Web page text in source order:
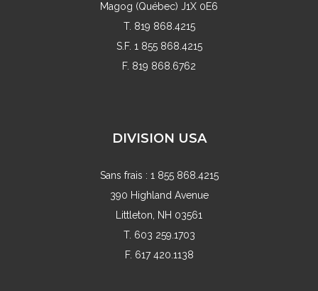
Magog (Québec) J1X 0E6
T. 819 868.4215
S.F. 1 855 868.4215
F. 819 868.6762
DIVISION USA
Sans frais : 1 855 868.4215
390 Highland Avenue
Littleton, NH 03561
T. 603 259.1703
F. 617 420.1138